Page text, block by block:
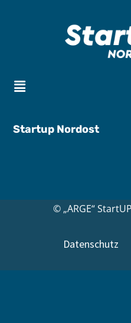
Startup Nordost
© „ARGE“
Datenschutz